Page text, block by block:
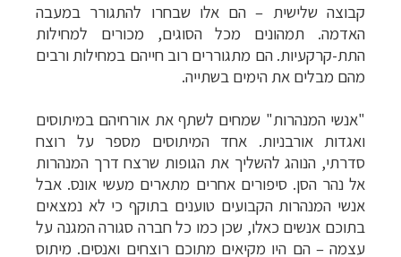
קבוצה שלישית – הם אלו שבחרו להתגורר במעבה
האדמה. תמהונים מכל הסוגים, מכורים למחילות
התת-קרקעיות. הם מתגוררים רוב חייהם במחילות ורבים
מהם מבלים את הימים בשתייה.
"אנשי המנהרות" שמחים לשתף את אורחיהם במיתוסים
ואגדות אורבניות. אחד המיתוסים מספר על רוצח
סדרתי, הנוהג להשליך את הגופות שרצח דרך המנהרות
אל נהר הסן. סיפורים אחרים מתארים מעשי אונס. אבל
אנשי המנהרות הקבועים טוענים בתוקף כי לא נמצאים
בתוכם אנשים כאלו, שכן כמו כל חברה סגורה המגנה על
עצמה– הם היו מקיאים מתוכם רוצחים ואנסים. מיתוס